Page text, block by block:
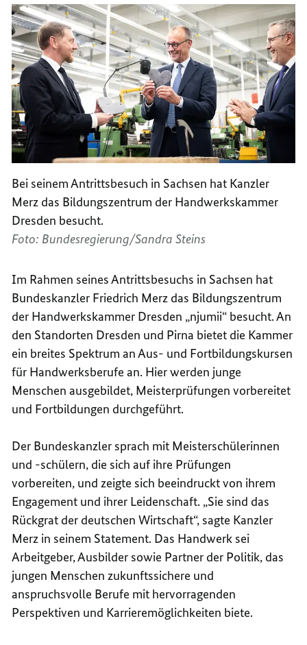
Bei seinem Antrittsbesuch in Sachsen hat Kanzler
Merz das Bildungszentrum der Handwerkskammer
Dresden besucht.
Foto: Bundesregierung/Sandra Steins
Im Rahmen seines Antrittsbesuchs in Sachsen hat
Bundeskanzler Friedrich Merz das Bildungszentrum
der Handwerkskammer Dresden „njumii“ besucht. An
den Standorten Dresden und Pirna bietet die Kammer
ein breites Spektrum an Aus- und Fortbildungskursen
für Handwerksberufe an. Hier werden junge
Menschen ausgebildet, Meisterprüfungen vorbereitet
und Fortbildungen durchgeführt.
Der Bundeskanzler sprach mit Meisterschülerinnen
und -schülern, die sich auf ihre Prüfungen
vorbereiten, und zeigte sich beeindruckt von ihrem
Engagement und ihrer Leidenschaft. „Sie sind das
Rückgrat der deutschen Wirtschaft“, sagte Kanzler
Merz in seinem Statement. Das Handwerk sei
Arbeitgeber, Ausbilder sowie Partner der Politik, das
jungen Menschen zukunftssichere und
anspruchsvolle Berufe mit hervorragenden
Perspektiven und Karrieremöglichkeiten biete.